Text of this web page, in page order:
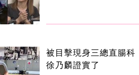
被目擊現身三總直腸
徐乃麟證實了